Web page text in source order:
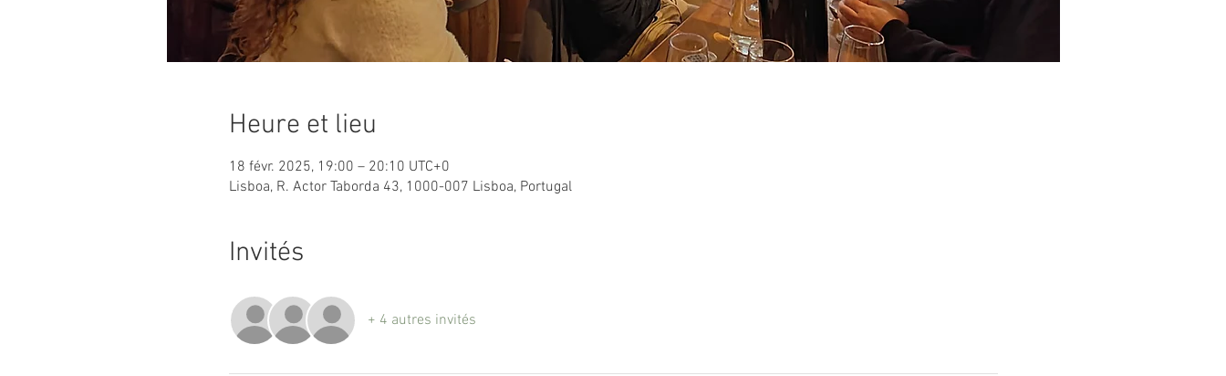
Heure et lieu
18 févr. 2025, 19:00 – 20:10 UTC+0
Lisboa, R. Actor Taborda 43, 1000-007 Lisboa, Portugal
Invités
+ 4 autres invités